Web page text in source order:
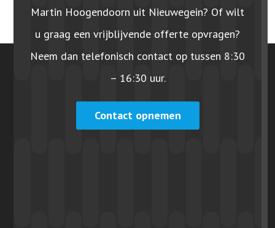
Martin Hoogendoorn uit Nieuwegein? Of wilt
u graag een vrijblijvende offerte opvragen?
Neem dan telefonisch contact op tussen 8:30
– 16:30 uur.
Contact opnemen